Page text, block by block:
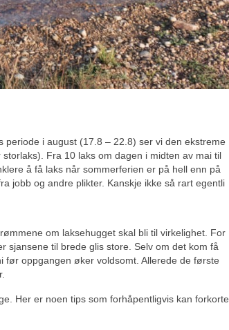
i august (17.8 – 22.8) ser vi den ekstreme
Fra 10 laks om dagen i midten av mai til
å få laks når sommerferien er på hell enn på
jobb og andre plikter. Kanskje ikke så rart egentli
om laksehugget skal bli til virkelighet. For
sjansene til brede glis store. Selv om det kom få
før oppgangen øker voldsomt. Allerede de første
Her er noen tips som forhåpentligvis kan forkorte